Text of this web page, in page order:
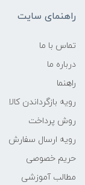
راهنمای سایت
تماس با ما
درباره ما
راهنما
رویه‌ بازگرداندن کالا
روش پرداخت
رویه ارسال سفارش
حریم خصوصی
مطالب آموزشی